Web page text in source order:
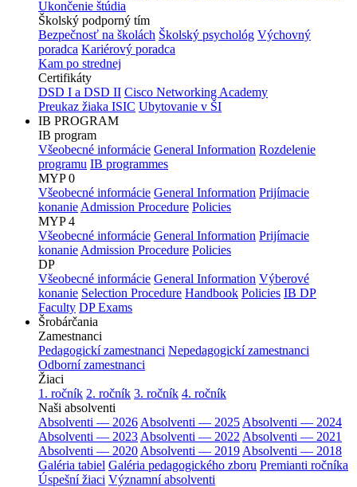
Ukončenie štúdia
Školský podporný tím
Bezpečnosť na školách Školský psychológ Výchovný
poradca Kariérový poradca
Kam po strednej
Certifikáty
DSD I a DSD II Cisco Networking Academy
Preukaz žiaka ISIC Ubytovanie v ŠI
IB PROGRAM
IB program
Všeobecné informácie General Information Rozdelenie
programu IB programmes
MYP 0
Všeobecné informácie General Information Prijímacie
konanie Admission Procedure Policies
MYP 4
Všeobecné informácie General Information Prijímacie
konanie Admission Procedure Policies
DP
Všeobecné informácie General Information Výberové
konanie Selection Procedure Handbook Policies IB DP
Faculty DP Exams
Šrobárčania
Zamestnanci
Pedagogickí zamestnanci Nepedagogickí zamestnanci
Odborní zamestnanci
Žiaci
1. ročník 2. ročník 3. ročník 4. ročník
Naši absolventi
Absolventi — 2026 Absolventi — 2025 Absolventi — 2024
Absolventi — 2023 Absolventi — 2022 Absolventi — 2021
Absolventi — 2020 Absolventi — 2019 Absolventi — 2018
Galéria tabiel Galéria pedagogického zboru Premianti ročníka
Úspešní žiaci Významní absolventi